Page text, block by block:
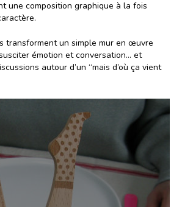
une composition graphique à la fois
transforment un simple mur en œuvre
émotion et conversation… et
autour d’un “mais d’où ça vient